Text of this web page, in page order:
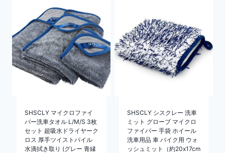
SHSCLY マイクロファイ
バー洗車タオル L/M/S 3枚
セット 超吸水ドライヤーク
ロス 厚手ツイストパイル
水滴拭き取り (グレー 青縁
SHSCLY シスクレー 洗車
ミット グローブ マイクロ
ファイバー 手袋 ホイール
洗車用品 車 バイク用 ウォ
ッシュミット（約20x17cm